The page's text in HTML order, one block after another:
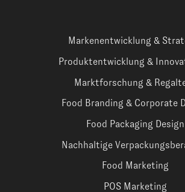
Markenentwicklung &
Produktentwicklung &
Marktforschung &
Food Branding & Corporate
Food Packaging Design
Nachhaltige
Food Marketing
POS Marketing